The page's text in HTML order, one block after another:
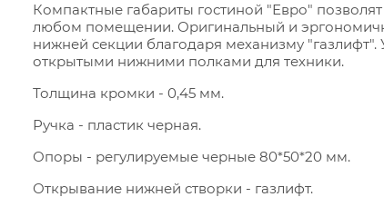
Компактные габариты гостиной "Евро"
любом помещении. Оригинальный и
нижней секции благодаря механизму
открытыми нижними полками для техники.
Толщина кромки - 0,45 мм.
Ручка - пластик черная.
Опоры - регулируемые черные 80*50*20 мм.
Открывание нижней створки - газлифт.